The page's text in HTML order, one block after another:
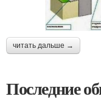
читать дальше →
Последние